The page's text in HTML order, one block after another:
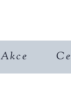
Akce